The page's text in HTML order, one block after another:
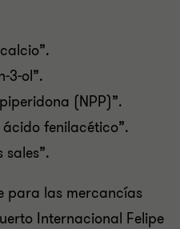
3-ol”.
(NPP)”.
ácido fenilacético”.
sales”.
para las mercancías
Internacional Felipe